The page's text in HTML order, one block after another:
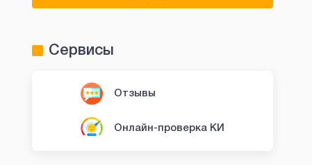
Сервисы
Отзывы
Онлайн-проверка КИ